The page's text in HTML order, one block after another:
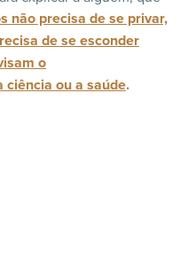
não precisa de se privar,
de se esconder
o
ciência ou a saúde.